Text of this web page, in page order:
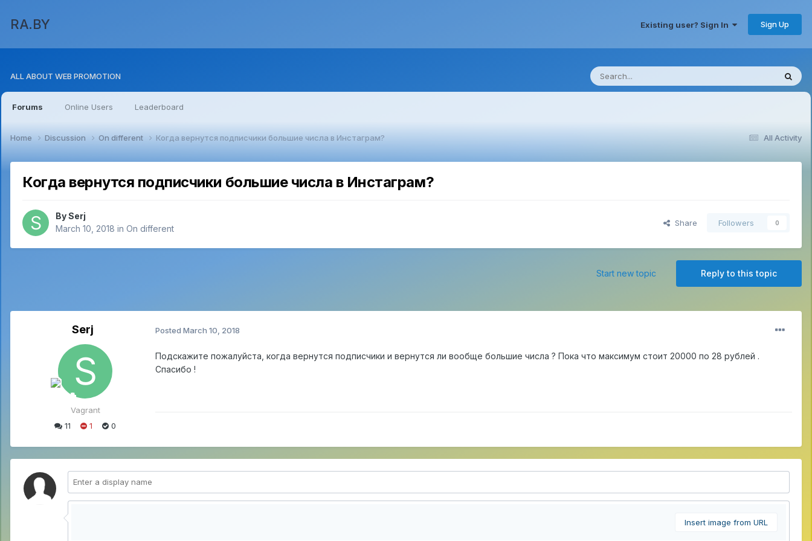
RA.BY Existing user? Sign In Sign Up
ALL ABOUT WEB PROMOTION
Forums Online Users Leaderboard
All Activity
Home Discussion On different Когда вернутся подписчики большие числа в Инстаграм?
Когда вернутся подписчики большие числа в Инстаграм?
BySerj
March 10, 2018 in On different
Share Followers 0
Reply to this topic
Start new topic
Serj
Vagrant
11
1 0
Posted March 10, 2018
Подскажите пожалуйста, когда вернутся подписчики и вернутся ли вообще большие числа ? Пока что максимум стоит 20000 по 28 рублей .
Спасибо !
Insert image from URL